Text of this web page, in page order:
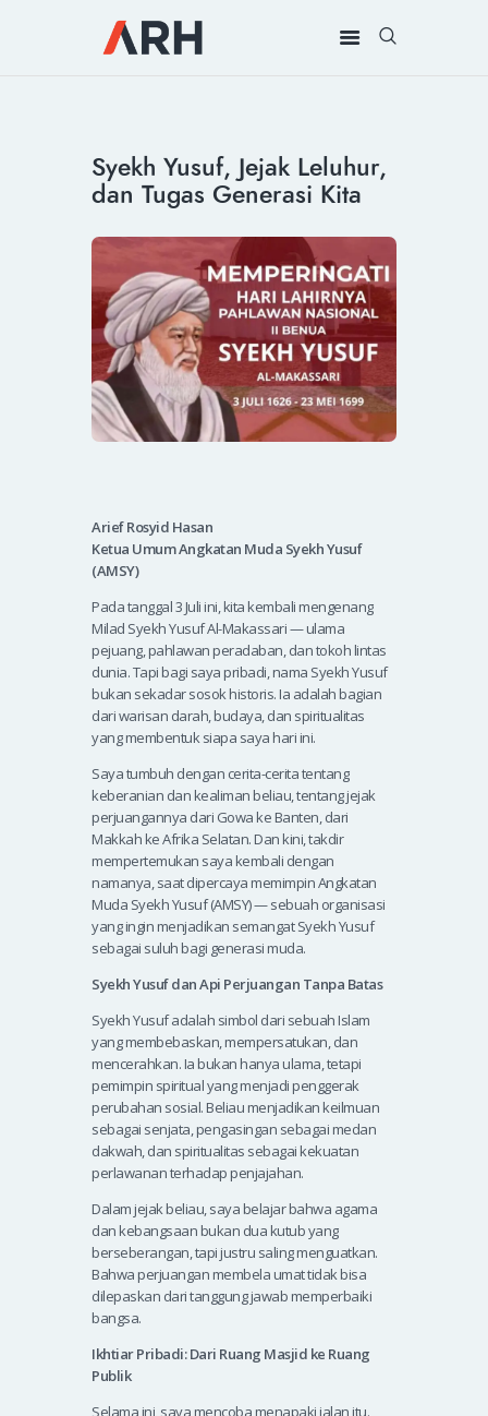
INSPIRING
MONDAY
RILIS MEDIA
PIDATO
KEBUDAYAAN
KENALAN
Syekh Yusuf, Jejak Leluhur,
dan Tugas Generasi Kita
Arief Rosyid Hasan
Ketua Umum Angkatan Muda Syekh Yusuf
(AMSY)
Pada tanggal 3 Juli ini, kita kembali mengenang
Milad Syekh Yusuf Al-Makassari — ulama
pejuang, pahlawan peradaban, dan tokoh lintas
dunia. Tapi bagi saya pribadi, nama Syekh Yusuf
bukan sekadar sosok historis. Ia adalah bagian
dari warisan darah, budaya, dan spiritualitas
yang membentuk siapa saya hari ini.
Saya tumbuh dengan cerita-cerita tentang
keberanian dan kealiman beliau, tentang jejak
perjuangannya dari Gowa ke Banten, dari
Makkah ke Afrika Selatan. Dan kini, takdir
mempertemukan saya kembali dengan
namanya, saat dipercaya memimpin Angkatan
Muda Syekh Yusuf (AMSY) — sebuah organisasi
yang ingin menjadikan semangat Syekh Yusuf
sebagai suluh bagi generasi muda.
Syekh Yusuf dan Api Perjuangan Tanpa Batas
Syekh Yusuf adalah simbol dari sebuah Islam
yang membebaskan, mempersatukan, dan
mencerahkan. Ia bukan hanya ulama, tetapi
pemimpin spiritual yang menjadi penggerak
perubahan sosial. Beliau menjadikan keilmuan
sebagai senjata, pengasingan sebagai medan
dakwah, dan spiritualitas sebagai kekuatan
perlawanan terhadap penjajahan.
Dalam jejak beliau, saya belajar bahwa agama
dan kebangsaan bukan dua kutub yang
berseberangan, tapi justru saling menguatkan.
Bahwa perjuangan membela umat tidak bisa
dilepaskan dari tanggung jawab memperbaiki
bangsa.
Ikhtiar Pribadi: Dari Ruang Masjid ke Ruang
Publik
Selama ini, saya mencoba menapaki jalan itu.